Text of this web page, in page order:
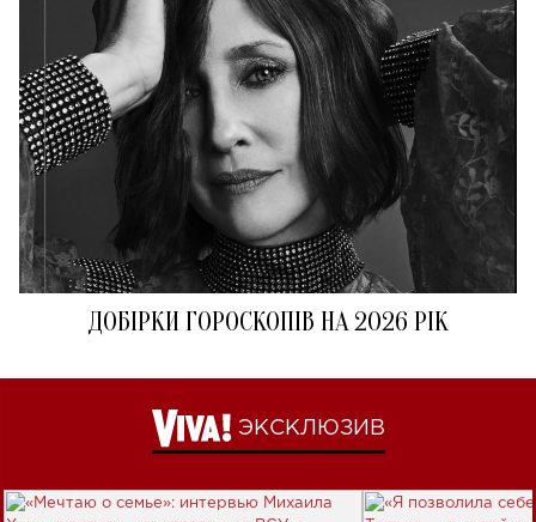
ДОБІРКИ ГОРОСКОПІВ НА 2026 РІК
ЭКСКЛЮЗИВ